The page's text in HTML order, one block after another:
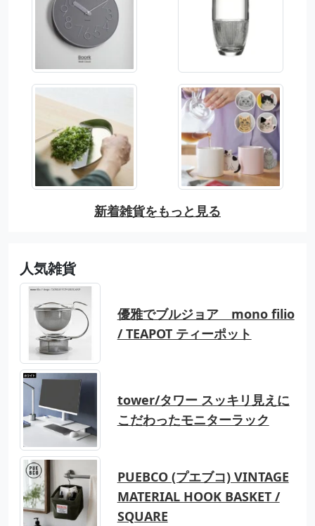
新着雑貨をもっと見る
人気雑貨
優雅でブルジョア mono filio
/ TEAPOT ティーポット
tower/タワー スッキリ見えに
こだわったモニターラック
PUEBCO (プエブコ) VINTAGE
MATERIAL HOOK BASKET /
SQUARE